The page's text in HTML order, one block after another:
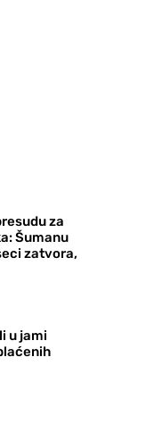
za
Šumanu
zatvora,
u jami